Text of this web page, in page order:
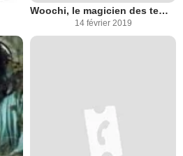
Woochi, le magicien des temps modernes
14 février 2019